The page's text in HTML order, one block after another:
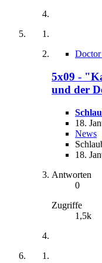
5x09 -
und der
18.
News
18.
Antworten
0
Zugriffe
1,5k